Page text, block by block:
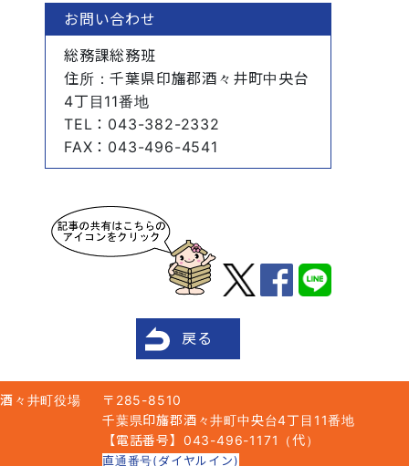
お問い合わせ
総務課総務班
住所 ：千葉県印旛郡酒々井町中央台
4丁目11番地
TEL ：043-382-2332
FAX ：043-496-4541
戻る
酒々井町役場
〒285-8510
千葉県印旛郡酒々井町中央台4丁目11番地
【電話番号】043-496-1171（代）
直通番号(ダイヤルイン)